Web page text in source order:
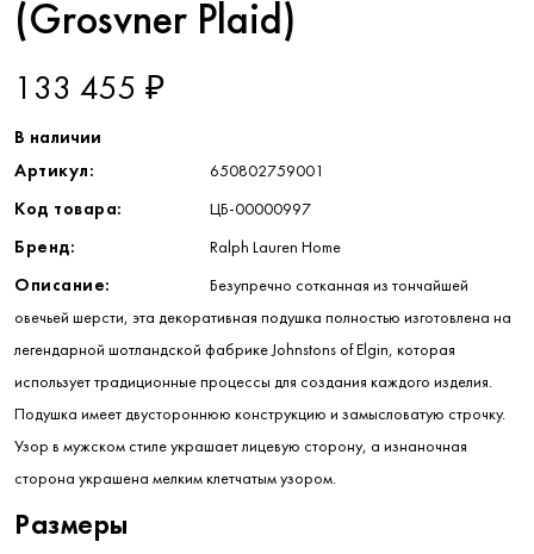
(Grosvner Plaid)
133 455 ₽
В наличии
Артикул:
650802759001
Код товара: ЦБ-00000997
Бренд: Ralph Lauren Home
Описание: Безупречно сотканная из тончайшей
овечьей шерсти, эта декоративная подушка полностью изготовлена ​​на
легендарной шотландской фабрике Johnstons of Elgin, которая
использует традиционные процессы для создания каждого изделия.
Подушка имеет двустороннюю конструкцию и замысловатую строчку.
Узор в мужском стиле украшает лицевую сторону, а изнаночная
сторона украшена мелким клетчатым узором.
Размеры